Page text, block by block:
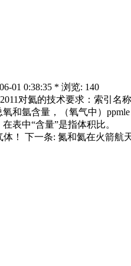
01 0:38:35 * 浏览: 140
对氦的技术要求：索引名
和氩含量，（氧气中）
表中“含量”是指体积比。
！ 下一条: 氮和氦在火箭航